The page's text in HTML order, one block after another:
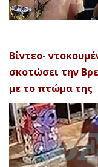
Βίντεο-
σκοτώσει την
με το πτώμα της